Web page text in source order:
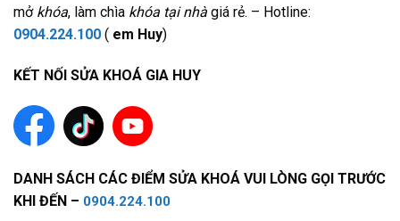
mở khóa, làm chìa khóa tại nhà giá rẻ. – Hotline:
0904.224.100 ( em Huy)
KẾT NỐI SỬA KHOÁ GIA HUY
DANH SÁCH CÁC ĐIỂM SỬA KHOÁ VUI LÒNG GỌI TRƯỚC
KHI ĐẾN – 0904.224.100